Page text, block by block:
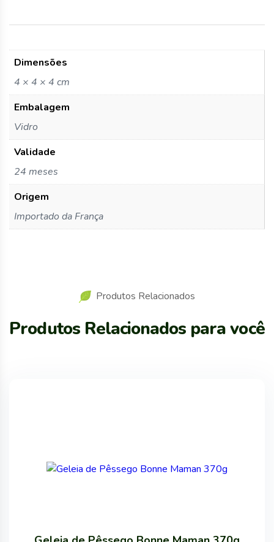
Dimensões
4 × 4 × 4 cm
Embalagem
Vidro
Validade
24 meses
Origem
Importado da França
Produtos Relacionados
Produtos Relacionados para você